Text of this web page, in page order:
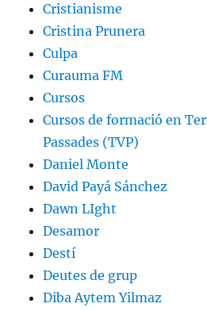
Cristianisme
Cristina Prunera
Culpa
Curauma FM
Cursos
Cursos de formació en
Passades (TVP)
Daniel Monte
David Payá Sánchez
Dawn LIght
Desamor
Destí
Deutes de grup
Diba Aytem Yilmaz